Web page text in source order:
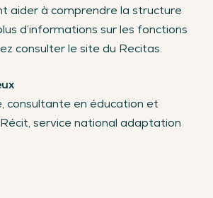
aider à comprendre la structure
d’informations sur les fonctions
consulter le site du Recitas.
consultante en éducation et
service national adaptation